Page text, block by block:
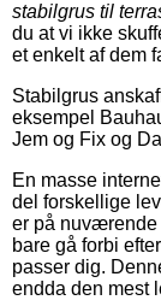
stabilgrus til
du at vi ikke
et enkelt af dem
Stabilgrus
eksempel
Jem og Fix og
En masse
del forskellige
er på nuværende
bare gå forbi
passer dig.
endda den mest